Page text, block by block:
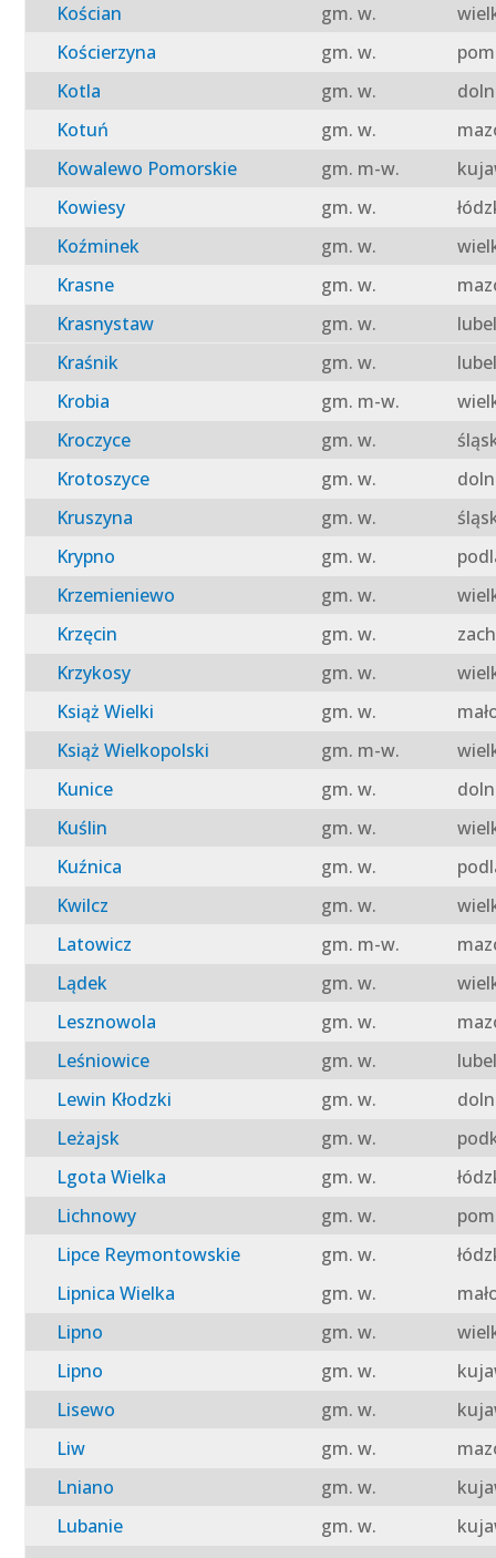
Kościan
gm. w.
Kościerzyna
gm. w.
Kotla
gm. w.
Kotuń
gm. w.
Kowalewo Pomorskie
gm. m-w.
Kowiesy
gm. w.
Koźminek
gm. w.
Krasne
gm. w.
Krasnystaw
gm. w.
Kraśnik
gm. w.
Krobia
gm. m-w.
Kroczyce
gm. w.
Krotoszyce
gm. w.
Kruszyna
gm. w.
Krypno
gm. w.
Krzemieniewo
gm. w.
Krzęcin
gm. w.
Krzykosy
gm. w.
Książ Wielki
gm. w.
Książ Wielkopolski
gm. m-w.
Kunice
gm. w.
Kuślin
gm. w.
Kuźnica
gm. w.
Kwilcz
gm. w.
Latowicz
gm. m-w.
Lądek
gm. w.
Lesznowola
gm. w.
Leśniowice
gm. w.
Lewin Kłodzki
gm. w.
Leżajsk
gm. w.
Lgota Wielka
gm. w.
Lichnowy
gm. w.
Lipce Reymontowskie
gm. w.
Lipnica Wielka
gm. w.
Lipno
gm. w.
Lipno
gm. w.
Lisewo
gm. w.
Liw
gm. w.
Lniano
gm. w.
Lubanie
gm. w.